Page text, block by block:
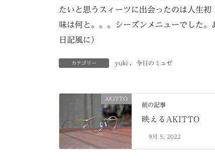
たいと思うスィーツに出会ったのは人生
味は何と。。。シーズンメニューでした
日記風に）
カテゴリー yuki 、 今日のミュゼ
AKITTO
前の記事
映えるAKITTO
9月 5, 2022